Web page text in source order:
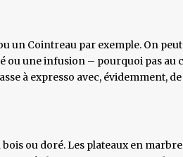
un Cointreau par exemple. On
ou une infusion – pourquoi pas au
à expresso avec, évidemment,
ou doré. Les plateaux en